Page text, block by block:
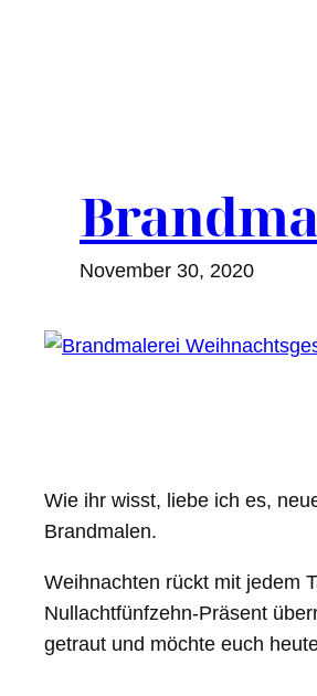
November 30, 2020
Wie ihr wisst, liebe ich es,
Brandmalen.
Weihnachten rückt mit jedem
Nullachtfünfzehn-Präsent
getraut und möchte euch